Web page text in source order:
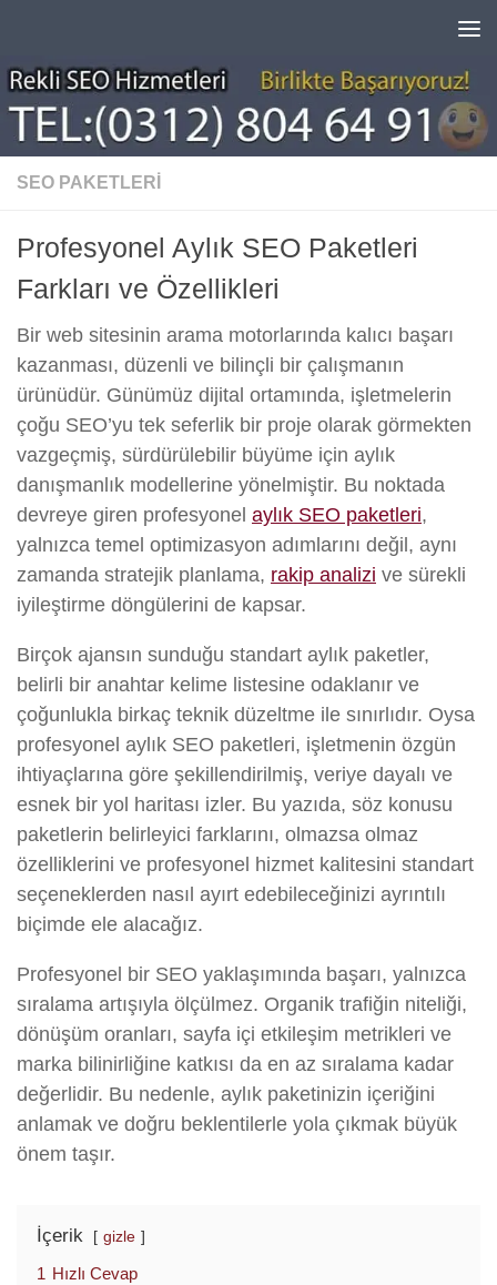
SEO PAKETLERI
Profesyonel Aylık SEO Paketleri
Farkları ve Özellikleri
Bir web sitesinin arama motorlarında kalıcı başarı
kazanması, düzenli ve bilinçli bir çalışmanın
ürünüdür. Günümüz dijital ortamında, işletmelerin
çoğu SEO’yu tek seferlik bir proje olarak görmekten
vazgeçmiş, sürdürülebilir büyüme için aylık
danışmanlık modellerine yönelmiştir. Bu noktada
devreye giren profesyonel aylık SEO paketleri,
yalnızca temel optimizasyon adımlarını değil, aynı
zamanda stratejik planlama, rakip analizi ve sürekli
iyileştirme döngülerini de kapsar.
Birçok ajansın sunduğu standart aylık paketler,
belirli bir anahtar kelime listesine odaklanır ve
çoğunlukla birkaç teknik düzeltme ile sınırlıdır. Oysa
profesyonel aylık SEO paketleri, işletmenin özgün
ihtiyaçlarına göre şekillendirilmiş, veriye dayalı ve
esnek bir yol haritası izler. Bu yazıda, söz konusu
paketlerin belirleyici farklarını, olmazsa olmaz
özelliklerini ve profesyonel hizmet kalitesini standart
seçeneklerden nasıl ayırt edebileceğinizi ayrıntılı
biçimde ele alacağız.
Profesyonel bir SEO yaklaşımında başarı, yalnızca
sıralama artışıyla ölçülmez. Organik trafiğin niteliği,
dönüşüm oranları, sayfa içi etkileşim metrikleri ve
marka bilinirliğine katkısı da en az sıralama kadar
değerlidir. Bu nedenle, aylık paketinizin içeriğini
anlamak ve doğru beklentilerle yola çıkmak büyük
önem taşır.
İçerik gizle
1 Hızlı Cevap